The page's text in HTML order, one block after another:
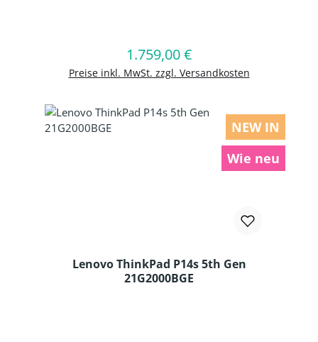
Regulärer Preis:
1.759,00 €
Preise inkl. MwSt. zzgl. Versandkosten
In den Warenkorb
NEW IN
Wie neu
Lenovo ThinkPad P14s 5th Gen
21G2000BGE